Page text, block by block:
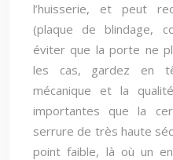
l’huisserie, et peut
(plaque de blindage,
éviter que la porte ne
les cas, gardez en
mécanique et la
importantes que la
serrure de très haute
point faible, là où un